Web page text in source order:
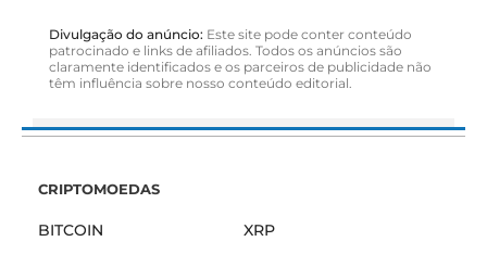
Divulgação do anúncio: Este site pode conter conteúdo
patrocinado e links de afiliados. Todos os anúncios são
claramente identificados e os parceiros de publicidade não
têm influência sobre nosso conteúdo editorial.
CRIPTOMOEDAS
BITCOIN XRP